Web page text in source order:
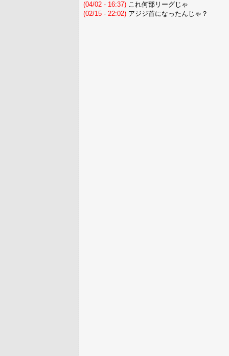
(04/02 - 16:37) これ何部リーグじゃ
(02/15 - 22:02) アジジ首になったんじゃ？